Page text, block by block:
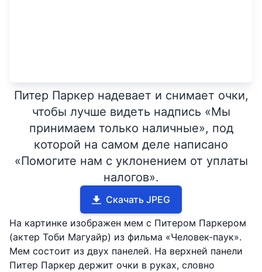
Питер Паркер надевает и снимает очки,
чтобы лучше видеть надпись «Мы
принимаем только наличные», под
которой на самом деле написано
«Помогите нам с уклонением от уплаты
налогов».
Скачать JPEG
На картинке изображен мем с Питером Паркером
(актер Тоби Магуайр) из фильма «Человек-паук».
Мем состоит из двух панелей. На верхней панели
Питер Паркер держит очки в руках, словно